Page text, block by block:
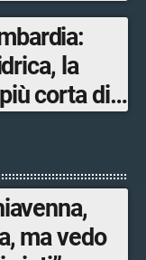
la
corta di
ma vedo